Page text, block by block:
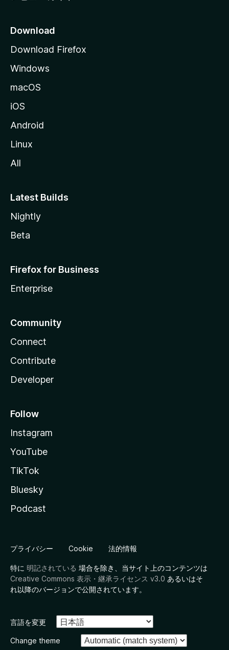
Download
Download Firefox
Windows
macOS
iOS
Android
Linux
All
Latest Builds
Nightly
Beta
Firefox for Business
Enterprise
Community
Connect
Contribute
Developer
Follow
Instagram
YouTube
TikTok
Bluesky
Podcast
プライバシー Cookie 法的情報
特に 明記されている 場合を除き、当サイト上のコンテンツは
Creative Commons 表示・継承ライセンス v3.0 あるいはそ
れ以降のバージョンで公開されています。
言語を変更
Change theme